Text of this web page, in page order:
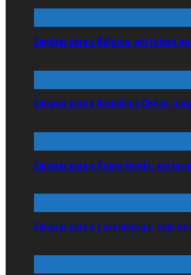
Emigrar para a Bélgica: um futuro
Emigrar para a República Checa:
Emigrar para o Reino Unido: em
Emigrar para o Luxemburgo: com